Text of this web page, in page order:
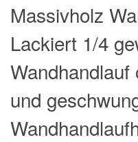
Massivholz
Lackiert 1/4
Wandhandlauf
und